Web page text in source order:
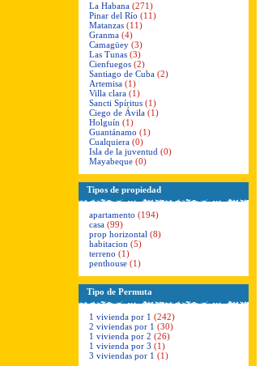
La Habana (271)
Pinar del Río (11)
Matanzas (11)
Granma (4)
Camagüey (3)
Las Tunas (3)
Cienfuegos (2)
Santiago de Cuba (2)
Artemisa (1)
Villa clara (1)
Sancti Spíritus (1)
Ciego de Ávila (1)
Holguín (1)
Guantánamo (1)
Cualquiera (0)
Isla de la juventud (0)
Mayabeque (0)
Tipos de propiedad
apartamento (194)
casa (99)
prop horizontal (8)
habitacion (5)
terreno (1)
penthouse (1)
Tipo de Permuta
1 vivienda por 1 (242)
2 viviendas por 1 (30)
1 vivienda por 2 (26)
1 vivienda por 3 (1)
3 viviendas por 1 (1)